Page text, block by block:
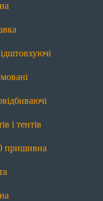
і тентів
пришивна
пришивна
Л8 лита